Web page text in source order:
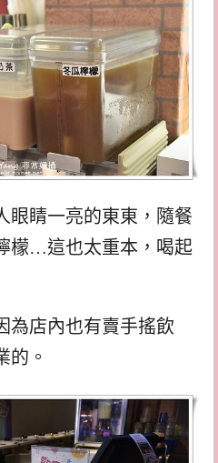
眼睛一亮的東東，隨餐
檬…這也太重本，喝起
為店內也有賣手搖飲
的。